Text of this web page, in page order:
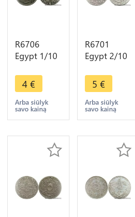
R6706
Egypt 1/10
Hamid II
AH 1293
/24 1898 ->
Make offer
4 €
Arba siūlyk
savo kainą
R6701
Egypt 2/10
Hamid II
AH 1293
/10 1884 ->
Make offer
5 €
Arba siūlyk
savo kainą